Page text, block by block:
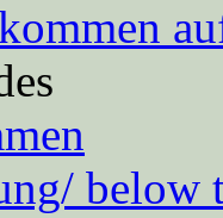
below